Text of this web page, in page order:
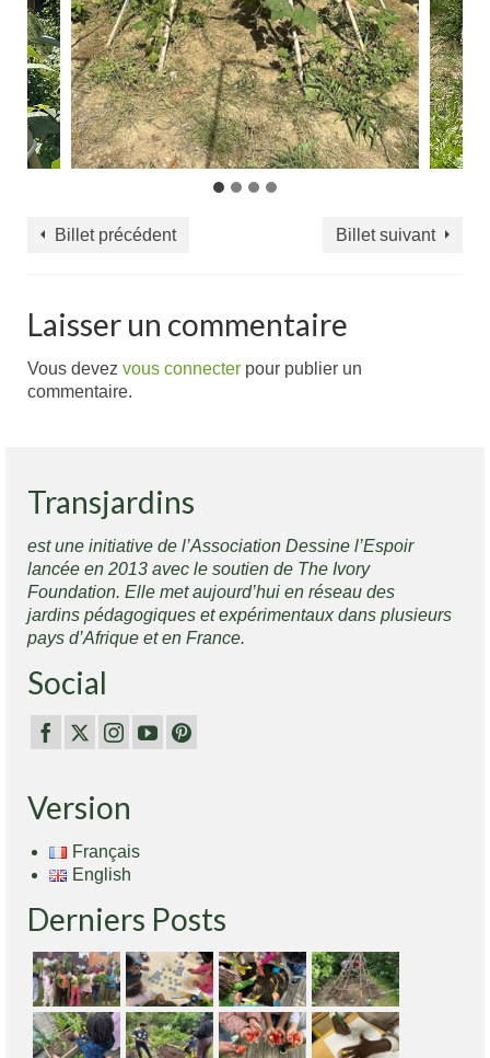
Billet précédent Billet suivant
Laisser un commentaire
Vous devez vous connecter pour publier un
commentaire.
Transjardins
est une initiative de l’Association Dessine l’Espoir
lancée en 2013 avec le soutien de The Ivory
Foundation. Elle met aujourd’hui en réseau des
jardins pédagogiques et expérimentaux dans plusieurs
pays d’Afrique et en France.
Social
Version
Français
English
Derniers Posts